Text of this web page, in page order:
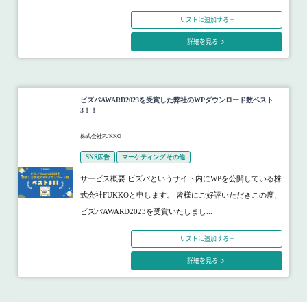
リストに追加する +
詳細を見る
ビズパAWARD2023を受賞した弊社のWPダウンロード数ベスト
3！！
株式会社FUKKO
SNS広告 マーケティング その他
サービス概要 ビズパというサイト内にWPを公開している株
式会社FUKKOと申します。 皆様にご好評いただきこの度、
ビズパAWARD2023を受賞いたしまし...
リストに追加する +
詳細を見る